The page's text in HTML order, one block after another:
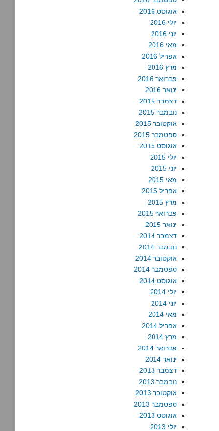
אוגוסט 2016
יולי 2016
יוני 2016
מאי 2016
אפריל 2016
מרץ 2016
פברואר 2016
ינואר 2016
דצמבר 2015
נובמבר 2015
אוקטובר 2015
ספטמבר 2015
אוגוסט 2015
יולי 2015
יוני 2015
מאי 2015
אפריל 2015
מרץ 2015
פברואר 2015
ינואר 2015
דצמבר 2014
נובמבר 2014
אוקטובר 2014
ספטמבר 2014
אוגוסט 2014
יולי 2014
יוני 2014
מאי 2014
אפריל 2014
מרץ 2014
פברואר 2014
ינואר 2014
דצמבר 2013
נובמבר 2013
אוקטובר 2013
ספטמבר 2013
אוגוסט 2013
יולי 2013